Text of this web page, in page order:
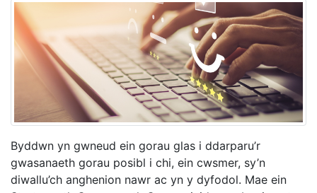
Byddwn yn gwneud ein gorau glas i ddarparu’r
gwasanaeth gorau posibl i chi, ein cwsmer, sy’n
diwallu’ch anghenion nawr ac yn y dyfodol. Mae ein